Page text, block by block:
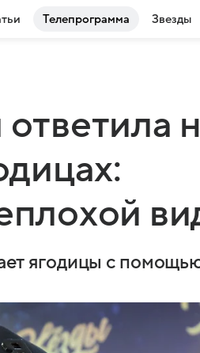
Телепрограмма Звезды
ягодицы с